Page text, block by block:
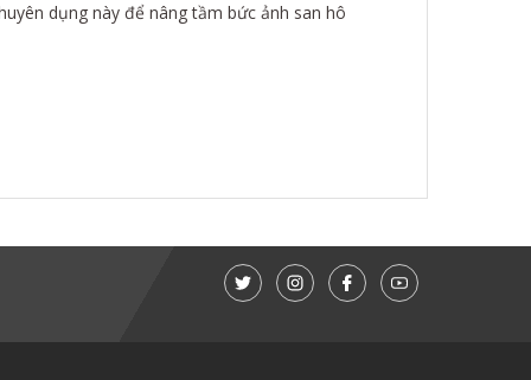
dụng này để nâng tầm bức ảnh san hô